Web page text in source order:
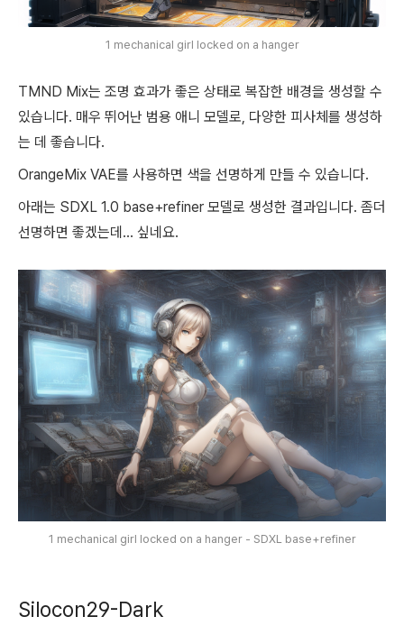
1 mechanical girl locked on a hanger
TMND Mix는 조명 효과가 좋은 상태로 복잡한 배경을 생성할 수
있습니다. 매우 뛰어난 범용 애니 모델로, 다양한 피사체를 생성하
는 데 좋습니다.
OrangeMix VAE를 사용하면 색을 선명하게 만들 수 있습니다.
아래는 SDXL 1.0 base+refiner 모델로 생성한 결과입니다. 좀더
선명하면 좋겠는데... 싶네요.
1 mechanical girl locked on a hanger - SDXL base+refiner
Silocon29-Dark